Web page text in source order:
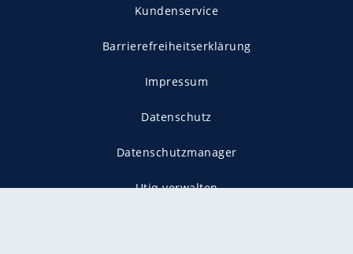
Kundenservice
Barrierefreiheitserklärung
Impressum
Datenschutz
Datenschutzmanager
Utiq verwalten